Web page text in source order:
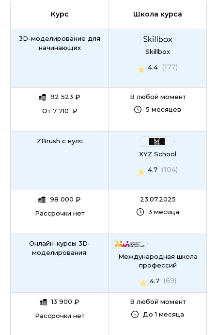
Курс Школа курса
3D-моделирование для
начинающих
92 523 ₽
От 7 710 ₽
Skillbox
4.4
(177)
В любой момент
5 месяцев
ZBrush с нуля
98 000 ₽
Рассрочки нет
XYZ School
4.7
(104)
23.07.2025
3 месяца
Онлайн-курсы 3D-
моделирования.
13 900 ₽
Рассрочки нет
Международная школа
профессий
4.7
(69)
В любой момент
До 1 месяца